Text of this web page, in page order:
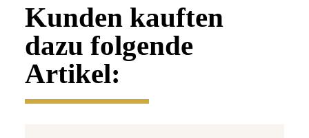
Kunden kauften
dazu folgende
Artikel: